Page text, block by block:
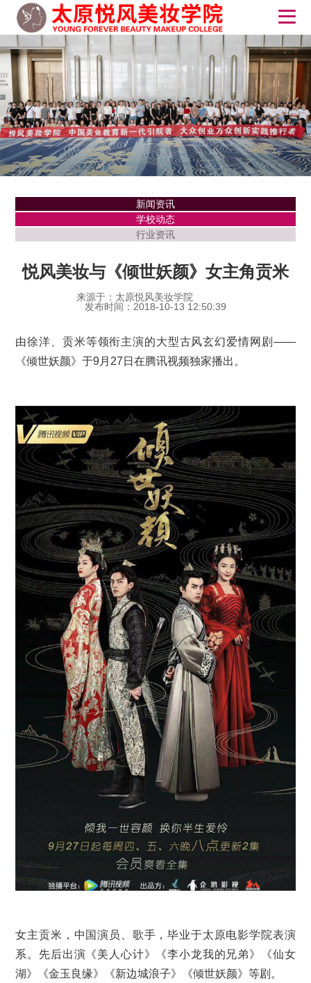
新闻资讯
学校动态
行业资讯
悦风美妆与《倾世妖颜》女主角贡米
来源于：太原悦风美妆学院
发布时间：2018-10-13 12:50:39
由徐洋、贡米等领衔主演的大型古风玄幻爱情网剧——
《倾世妖颜》于9月27日在腾讯视频独家播出。
女主贡米，中国演员、歌手，毕业于太原电影学院表演
系。先后出演《美人心计》《李小龙我的兄弟》《仙女
湖》《金玉良缘》《新边城浪子》《倾世妖颜》等剧。